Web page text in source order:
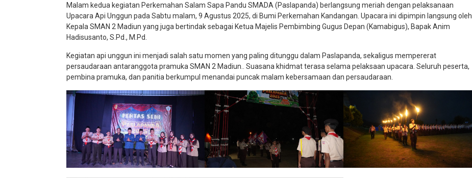
Malam kedua kegiatan Perkemahan Salam Sapa Pandu SMADA (Paslapanda) berlangsung meriah dengan pelaksanaan
Upacara Api Unggun pada Sabtu malam, 9 Agustus 2025, di Bumi Perkemahan Kandangan. Upacara ini dipimpin langsung oleh
Kepala SMAN 2 Madiun yang juga bertindak sebagai Ketua Majelis Pembimbing Gugus Depan (Kamabigus), Bapak Anim
Hadisusanto, S.Pd., M.Pd.
Kegiatan api unggun ini menjadi salah satu momen yang paling ditunggu dalam Paslapanda, sekaligus mempererat
persaudaraan antaranggota pramuka SMAN 2 Madiun.. Suasana khidmat terasa selama pelaksaan upacara. Seluruh peserta,
pembina pramuka, dan panitia berkumpul menandai puncak malam kebersamaan dan persaudaraan.